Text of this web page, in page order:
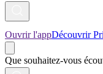
Ouvrir l'appDécouvrir
Que souhaitez-vous